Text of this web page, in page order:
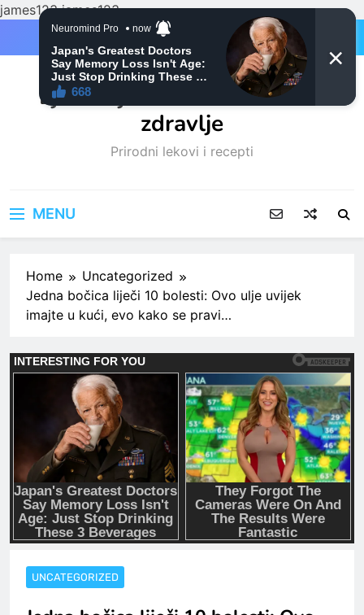
james123james123
Ljubitelji mačaka i Prirodno
zdravlje
Prirodni lekovi i recepti
MENU
Home
Uncategorized
Jedna bočica liječi 10 bolesti: Ovo ulje uvijek
imajte u kući, evo kako se pravi…
UNCATEGORIZED